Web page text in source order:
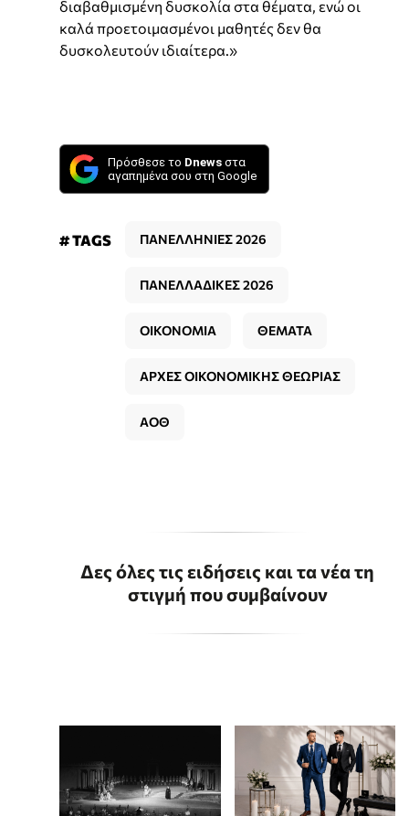
διαβαθμισμένη δυσκολία στα θέματα, ενώ οι
καλά προετοιμασμένοι μαθητές δεν θα
δυσκολευτούν ιδιαίτερα.»
Πρόσθεσε το Dnews στα
αγαπημένα σου στη Google
# TAGS ΠΑΝΕΛΛΗΝΙΕΣ 2026
ΠΑΝΕΛΛΑΔΙΚΕΣ 2026
ΟΙΚΟΝΟΜΙΑ ΘΕΜΑΤΑ
ΑΡΧΕΣ ΟΙΚΟΝΟΜΙΚΗΣ ΘΕΩΡΙΑΣ
ΑΟΘ
Δες όλες τις ειδήσεις και τα νέα τη
στιγμή που συμβαίνουν